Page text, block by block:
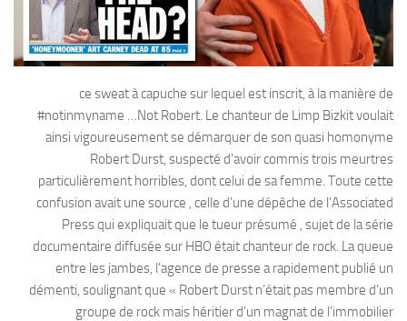
ce sweat à capuche sur lequel est inscrit, à la manière de
#notinmyname …Not Robert. Le chanteur de Limp Bizkit voulait
ainsi vigoureusement se démarquer de son quasi homonyme
Robert Durst, suspecté d’avoir commis trois meurtres
particulièrement horribles, dont celui de sa femme. Toute cette
confusion avait une source , celle d’une dépêche de l’Associated
Press qui expliquait que le tueur présumé , sujet de la série
documentaire diffusée sur HBO était chanteur de rock. La queue
entre les jambes, l’agence de presse a rapidement publié un
démenti, soulignant que « Robert Durst n’était pas membre d’un
groupe de rock mais héritier d’un magnat de l’immobilier